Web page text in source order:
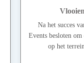
Na het succes
Events besloten
op het